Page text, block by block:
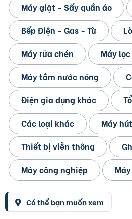
Máy giặt - Sấy quần áo
Bếp Điện - Gas - Từ
Máy rửa chén
Máy
Máy tắm nước nóng
Điện gia dụng khác
Các loại khác
Máy
Thiết bị viễn thông
Máy công nghiệp
Có thể bạn muốn xem